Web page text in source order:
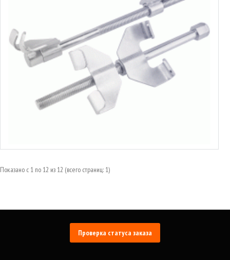
Стяжки пружин с двойным скользящим крюком
от 10.47€ до 18.25€
Показано с 1 по 12 из 12 (всего страниц: 1)
Проверка статуса заказа